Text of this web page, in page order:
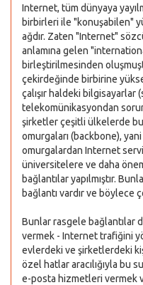
Internet, tüm dünyaya
birbirleri ile "konuşabilen"
ağdır. Zaten "Internet"
anlamına gelen
birleştirilmesinden
çekirdeğinde birbirine
çalışır haldeki bilgisayarlar
telekomünikasyondan
şirketler çeşitli ülkelerde bu
omurgaları (backbone),
omurgalardan Internet
üniversitelere ve daha
bağlantılar yapılmıştır.
bağlantı vardır ve böylece
Bunlar rasgele bağlantılar
vermek - Internet trafiğini
evlerdeki ve şirketlerdeki
özel hatlar aracılığıyla bu
e-posta hizmetleri vermek